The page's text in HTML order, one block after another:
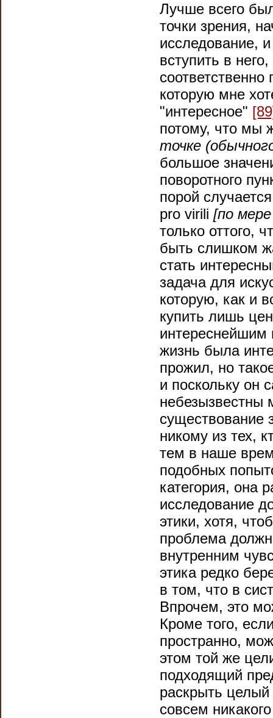
Лучше всего
точки зрения,
исследование,
вступить в
которую мне
"интересное"
потому, что мы
точке
большое
поворотного
порой
pro virili [по
только оттого,
быть слишком
стать
задача для
которую, как и
купить лишь
интереснейшим
жизнь была
прожил, но
и поскольку он
небезызвестны
существование
никому из тех,
тем в наше
подобных
категория, она
исследование
этики, хотя,
проблема
внутренним
этика редко
в том, что в
Впрочем, это
Кроме того,
пространно,
этом той же
подходящий
раскрыть
совсем